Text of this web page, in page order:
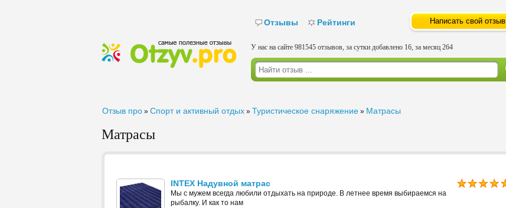
Отзывы Рейтинги Написать свой отзыв
У нас на сайте 981545 отзывов, за сутки добавлено 16, за месяц 264
Отзыв про » Спорт и активный отдых » Туристическое снаряжение » Матрасы
Матрасы
INTEX Надувной матрас
Мы с мужем всегда любили отдыхать на природе. В летнее время выбираемся на
рыбалку. И как то нам